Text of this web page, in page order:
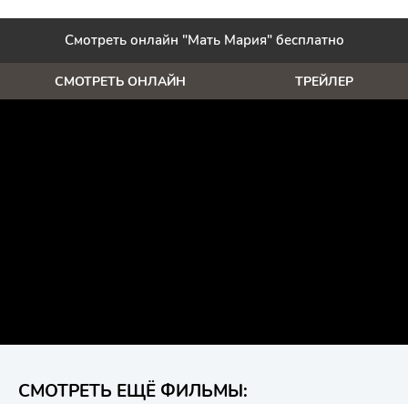
Смотреть онлайн "Мать Мария" бесплатно
СМОТРЕТЬ ОНЛАЙН ТРЕЙЛЕР
СМОТРЕТЬ ЕЩЁ ФИЛЬМЫ: